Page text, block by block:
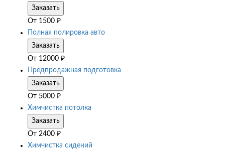
Заказать
От 1500 ₽
Полная полировка авто
Заказать
От 12000 ₽
Предпродажная подготовка
Заказать
От 5000 ₽
Химчистка потолка
Заказать
От 2400 ₽
Химчистка сидений